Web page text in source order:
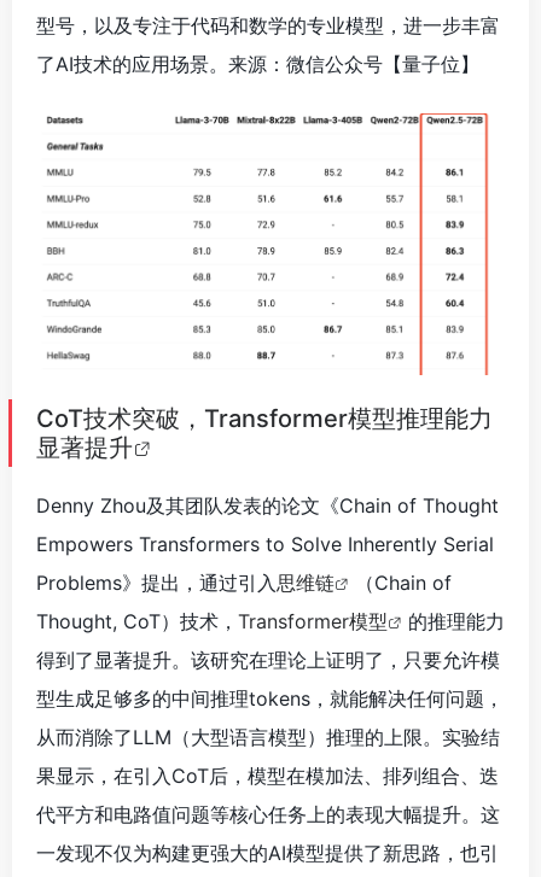
型号，以及专注于代码和数学的专业模型，进一步丰富
了AI技术的应用场景。来源：微信公众号【量子位】
CoT技术突破，Transformer模型推理能力
显著提升
Denny Zhou及其团队发表的论文《Chain of Thought
Empowers Transformers to Solve Inherently Serial
Problems》提出，通过引入 思维链
（Chain of
Thought, CoT）技术， Transformer模型
的推理能力
得到了显著提升。该研究在理论上证明了，只要允许模
型生成足够多的中间推理tokens，就能解决任何问题，
从而消除了LLM（大型语言模型）推理的上限。实验结
果显示，在引入CoT后，模型在模加法、排列组合、迭
代平方和电路值问题等核心任务上的表现大幅提升。这
一发现不仅为构建更强大的AI模型提供了新思路，也引